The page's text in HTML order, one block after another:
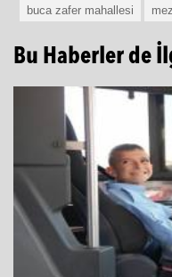
buca zafer mahallesi
Bu Haberler de